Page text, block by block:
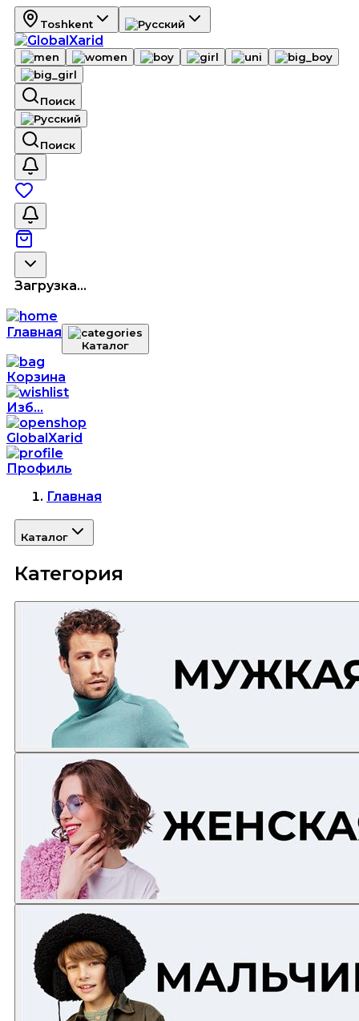
Toshkent
Поиск
Поиск
Загрузка...
Главная
Каталог
Корзина
Изб...
GlobalXarid
Профиль
Главная
Каталог
Категория